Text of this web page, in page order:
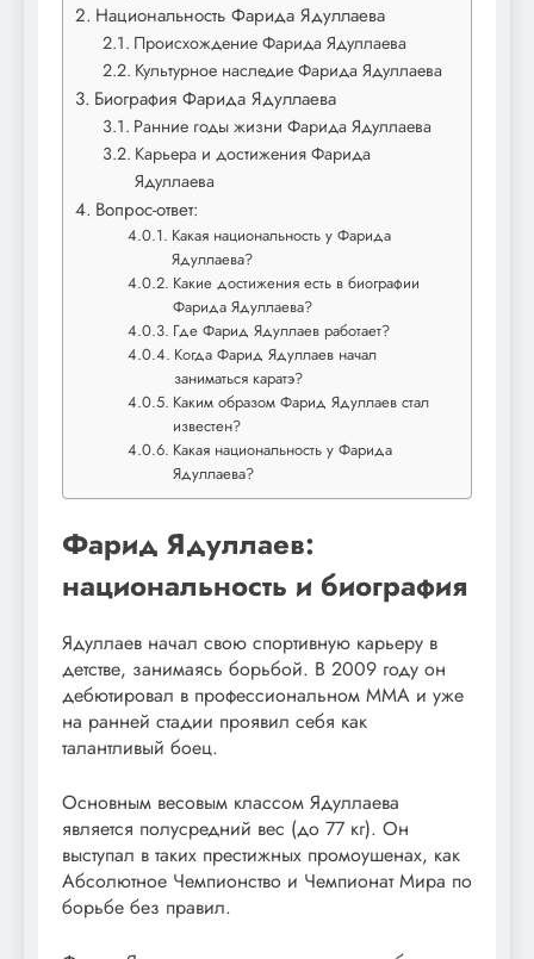
Национальность Фарида Ядуллаева
Происхождение Фарида Ядуллаева
Культурное наследие Фарида Ядуллаева
Биография Фарида Ядуллаева
Ранние годы жизни Фарида Ядуллаева
Карьера и достижения Фарида
Ядуллаева
Вопрос-ответ:
Какая национальность у Фарида
Ядуллаева?
Какие достижения есть в биографии
Фарида Ядуллаева?
Где Фарид Ядуллаев работает?
Когда Фарид Ядуллаев начал
заниматься каратэ?
Каким образом Фарид Ядуллаев стал
известен?
Какая национальность у Фарида
Ядуллаева?
Фарид Ядуллаев:
национальность и биография
Ядуллаев начал свою спортивную карьеру в
детстве, занимаясь борьбой. В 2009 году он
дебютировал в профессиональном ММА и уже
на ранней стадии проявил себя как
талантливый боец.
Основным весовым классом Ядуллаева
является полусредний вес (до 77 кг). Он
выступал в таких престижных промоушенах, как
Абсолютное Чемпионство и Чемпионат Мира по
борьбе без правил.